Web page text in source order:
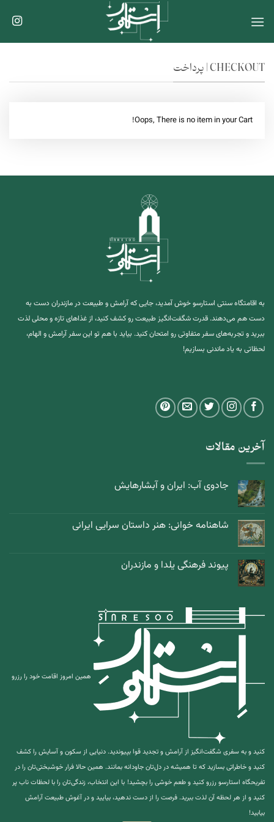
CHECKOUT | پرداخت
Oops, There is no item in your Cart!
به اقامتگاه سنتی استارسو خوش آمدید، جایی که آرامش و طبیعت در مازندران دست به
دست هم می‌دهند. قدرت شگفت‌انگیز طبیعت رو کشف کنید، از غذاهای تازه و محلی لذت
ببرید و تجربه‌های سفر متفاوتی رو امتحان کنید. بیاید با هم تو این سفر آرامش و الهام،
لحظاتی به یاد ماندنی بسازیم!
آخرین مقالات
جادوی آب: ایران و آبشارهایش
شاهنامه خوانی: هنر داستان سرایی ایرانی
پیوند فرهنگی یلدا و مازندران
همین امروز اقامت خود را رزرو
کنید و به سفری شگفت‌انگیز از آرامش و تجدید قوا بپیوندید. دنیایی از سکون و آسایش را کشف
کنید و خاطراتی بسازید که تا همیشه در دل‌تان جاودانه بمانند. همین حالا فرار خوشبختی‌تان را در
تفریحگاه استارسو رزرو کنید و طعم خوشی را بچشید! با این انتخاب، زندگی‌تان را با لحظات ناب پر
کنید و از هر لحظه آن لذت ببرید. فرصت را از دست ندهید، بیایید و در آغوش طبیعت آرامش
بیابید!